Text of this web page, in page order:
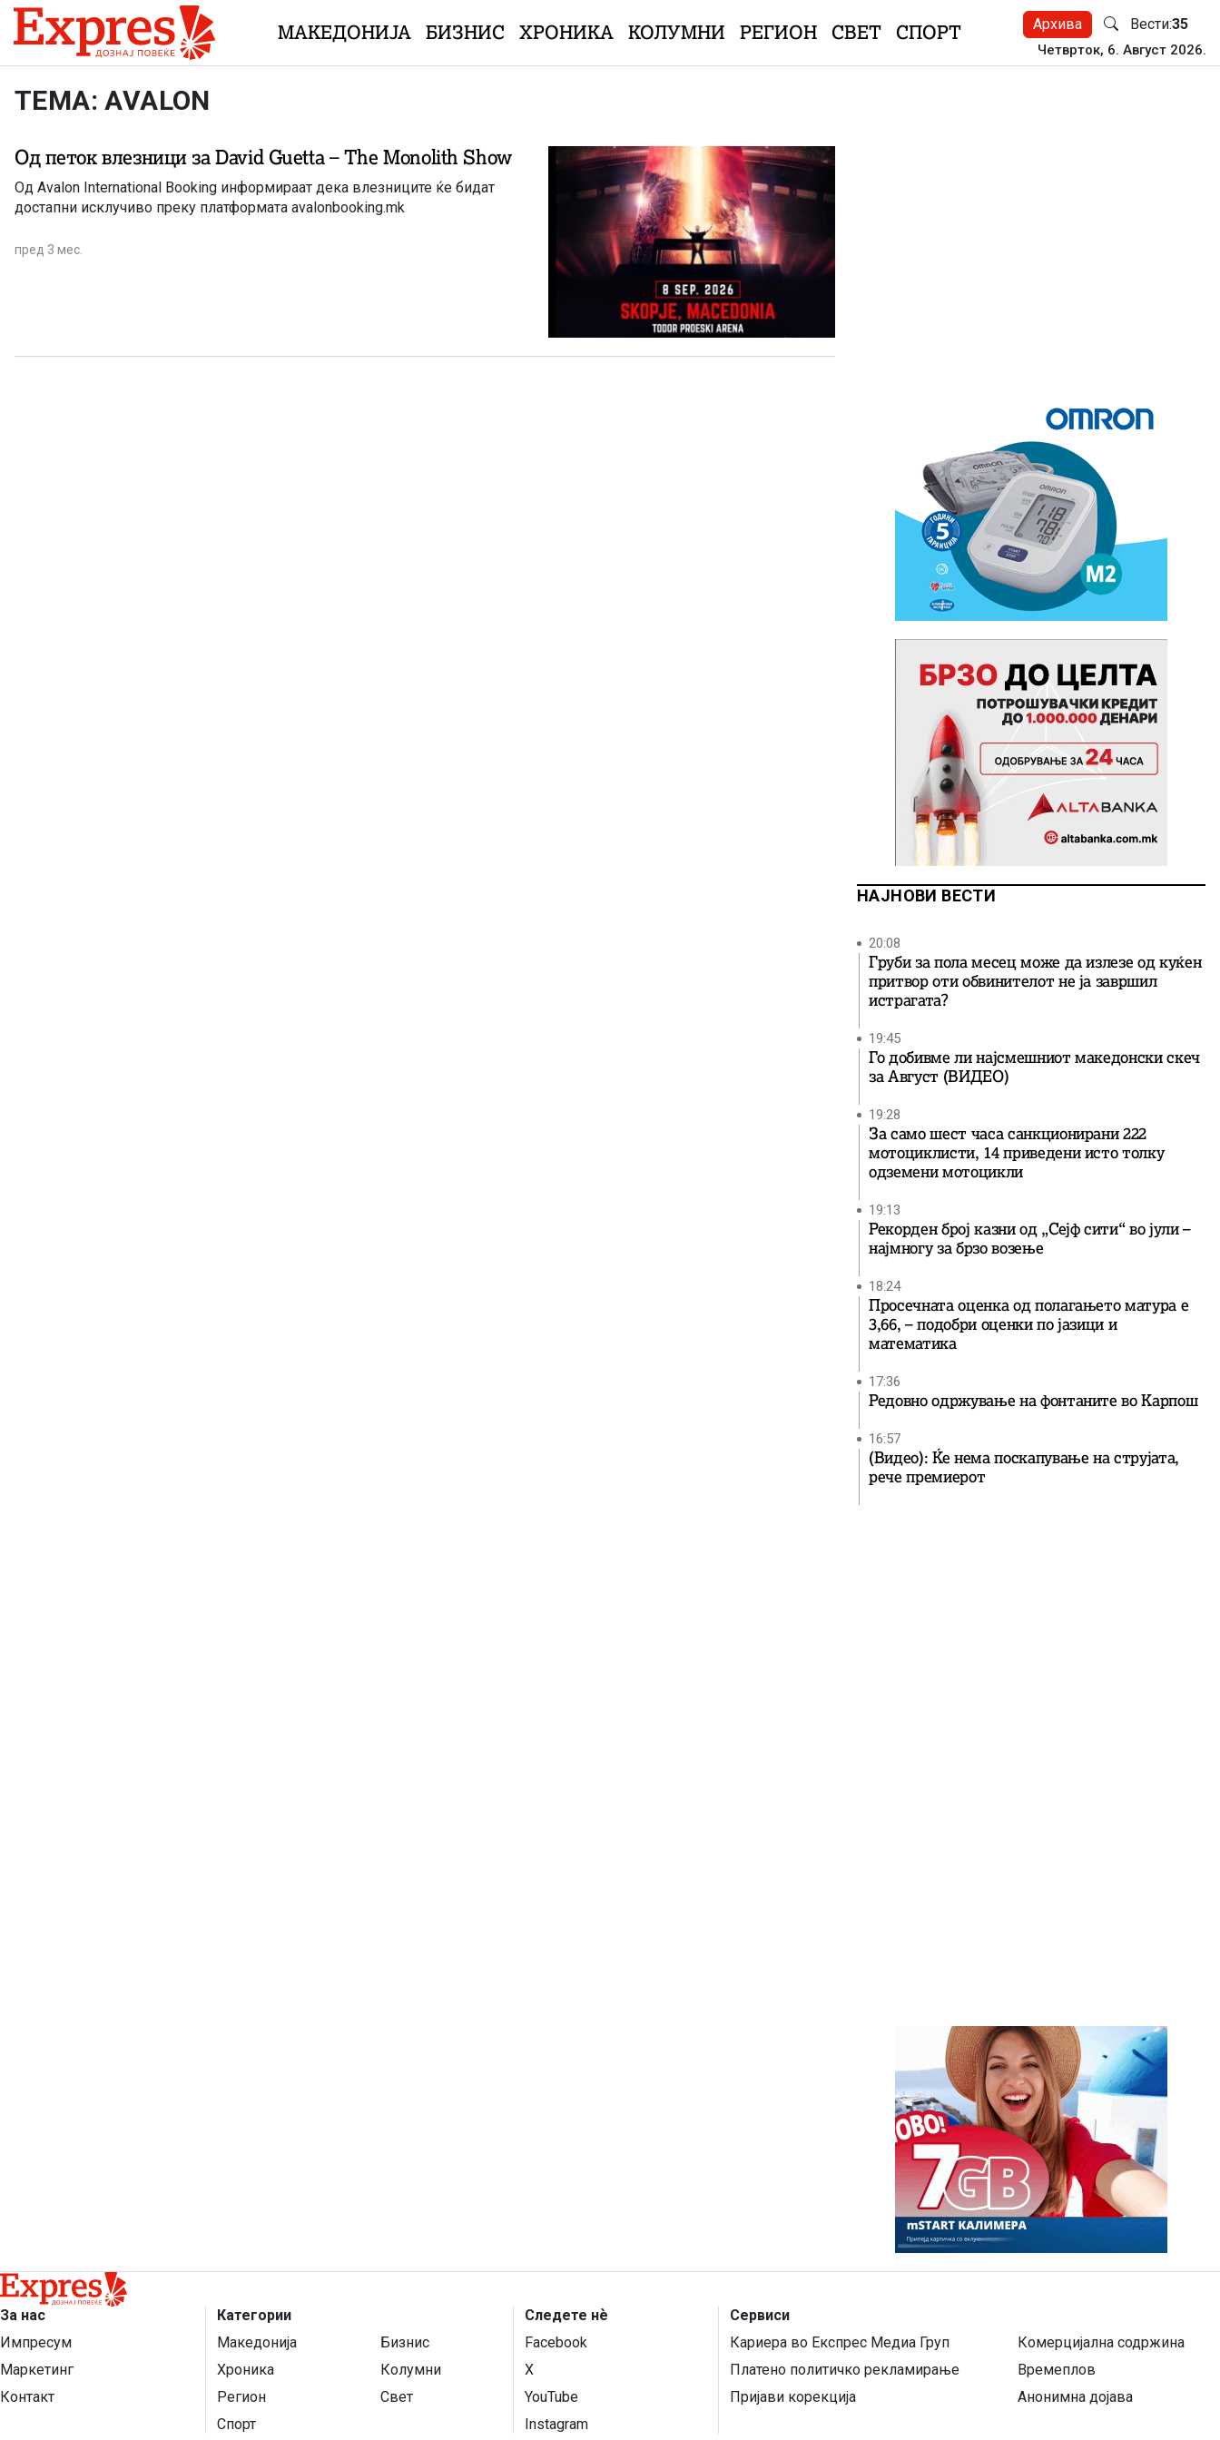
Skip to content
МАКЕДОНИЈА БИЗНИС ХРОНИКА КОЛУМНИ РЕГИОН СВЕТ СПОРТ Архива Вести:35
Четврток, 6. Август 2026.
ТЕМА: AVALON
Од петок влезници за David Guetta – The Monolith Show
Од Avalon International Booking информираат дека влезниците ќе бидат
достапни исклучиво преку платформата avalonbooking.mk
пред 3 мес.
НАЈНОВИ ВЕСТИ
20:08
Груби за пола месец може да излезе од куќен
притвор оти обвинителот не ја завршил
истрагата?
19:45
Го добивме ли најсмешниот македонски скеч
за Август (ВИДЕО)
19:28
За само шест часа санкционирани 222
мотоциклисти, 14 приведени исто толку
одземени мотоцикли
19:13
Рекорден број казни од „Сејф сити“ во јули –
најмногу за брзо возење
18:24
Просечната оценка од полагањето матура е
3,66, – подобри оценки по јазици и
математика
17:36
Редовно одржување на фонтаните во Карпош
16:57
(Видео): Ќе нема поскапување на струјата,
рече премиерот
За нас
Импресум
Маркетинг
Контакт
Категории
Македонија
Бизнис
Хроника
Колумни
Регион
Свет
Спорт
Следете нѐ
Facebook
X
YouTube
Instagram
Сервиси
Кариера во Експрес Медиа Груп
Комерцијална содржина
Платено политичко рекламирање
Времеплов
Пријави корекција
Анонимна дојава